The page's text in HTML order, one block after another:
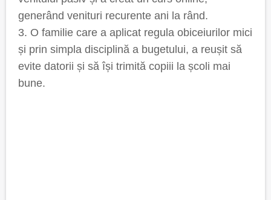
generând venituri recurente ani la rând.
3. O familie care a aplicat regula obiceiurilor mici
și prin simpla disciplină a bugetului, a reușit să
evite datorii și să își trimită copiii la școli mai
bune.